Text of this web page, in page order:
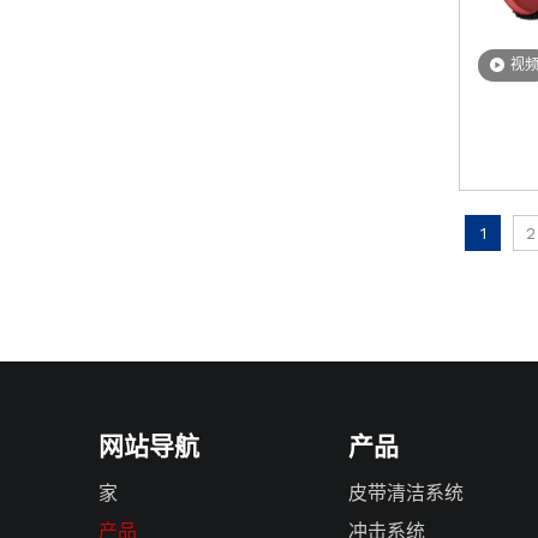
视频
1 2
网站导航
家
产品
产品
皮带清洁系统
冲击系统